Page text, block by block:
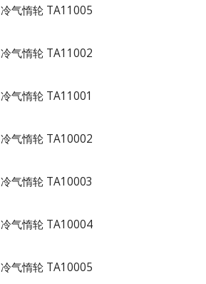
冷气惰轮 TA11005
冷气惰轮 TA11002
冷气惰轮 TA11001
冷气惰轮 TA10002
冷气惰轮 TA10003
冷气惰轮 TA10004
冷气惰轮 TA10005